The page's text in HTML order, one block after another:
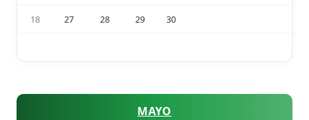
18 27 28 29 30
MAYO